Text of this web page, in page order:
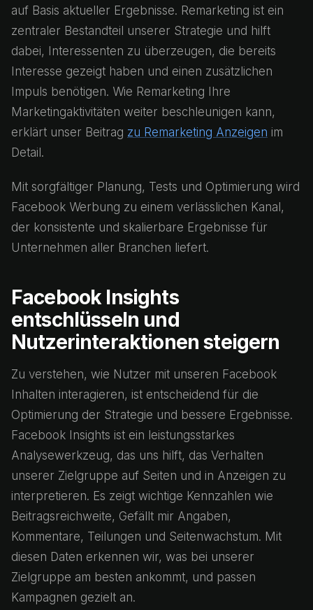
auf Basis aktueller Ergebnisse. Remarketing ist ein
zentraler Bestandteil unserer Strategie und hilft
dabei, Interessenten zu überzeugen, die bereits
Interesse gezeigt haben und einen zusätzlichen
Impuls benötigen. Wie Remarketing Ihre
Marketingaktivitäten weiter beschleunigen kann,
erklärt unser Beitrag zu Remarketing Anzeigen im
Detail.
Mit sorgfältiger Planung, Tests und Optimierung wird
Facebook Werbung zu einem verlässlichen Kanal,
der konsistente und skalierbare Ergebnisse für
Unternehmen aller Branchen liefert.
Facebook Insights
entschlüsseln und
Nutzerinteraktionen steigern
Zu verstehen, wie Nutzer mit unseren Facebook
Inhalten interagieren, ist entscheidend für die
Optimierung der Strategie und bessere Ergebnisse.
Facebook Insights ist ein leistungsstarkes
Analysewerkzeug, das uns hilft, das Verhalten
unserer Zielgruppe auf Seiten und in Anzeigen zu
interpretieren. Es zeigt wichtige Kennzahlen wie
Beitragsreichweite, Gefällt mir Angaben,
Kommentare, Teilungen und Seitenwachstum. Mit
diesen Daten erkennen wir, was bei unserer
Zielgruppe am besten ankommt, und passen
Kampagnen gezielt an.